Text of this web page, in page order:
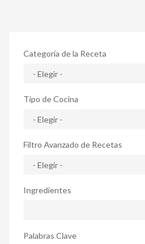
Categoría de la Receta
Tipo de Cocina
Filtro Avanzado de Recetas
Ingredientes
Palabras Clave